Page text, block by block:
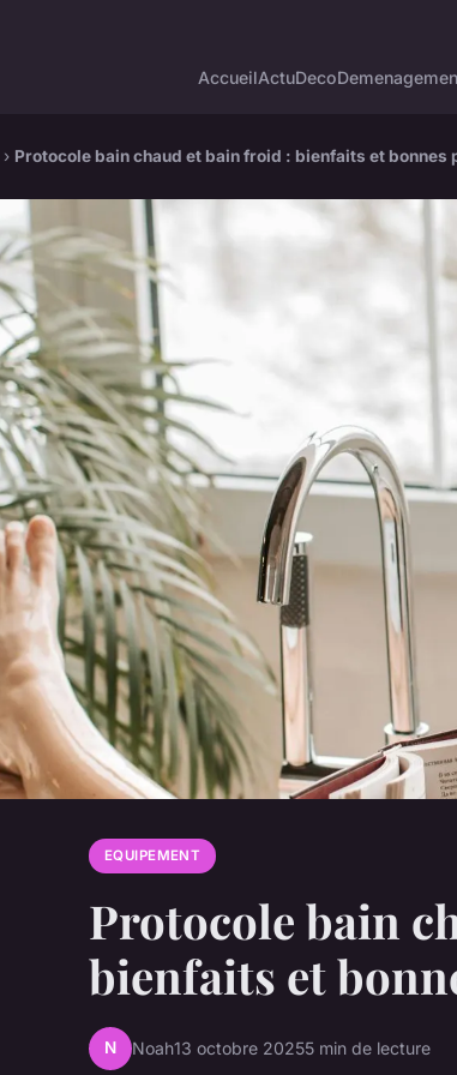
AccueilActuDeco
› Protocole bain chaud et bain froid : bienfaits et bonnes
EQUIPEMENT
Protocole bain
bienfaits et
N Noah13 octobre 20255 min de lecture